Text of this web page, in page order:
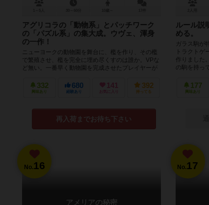
アグリコラの「動物系」とパッチワーク
の「パズル系」の集大成。ウヴェ、渾身
の一作！
ニューヨークの動物園を舞台に、檻を作り、その檻
で繁殖させ、檻を完全に埋め尽くすのは誰か。VPな
ど無い。一番早く動物園を完成させたプレイヤーが
332
興味あり
680
経験あり
141
お気に入り
392
持ってる
再入荷までお待ち下さい
ルール説
める。
ガラス駒が
トラクトゲ
作りました
の駒を持っ
177
興味あり
No.16
アメリアの秘密
No.17